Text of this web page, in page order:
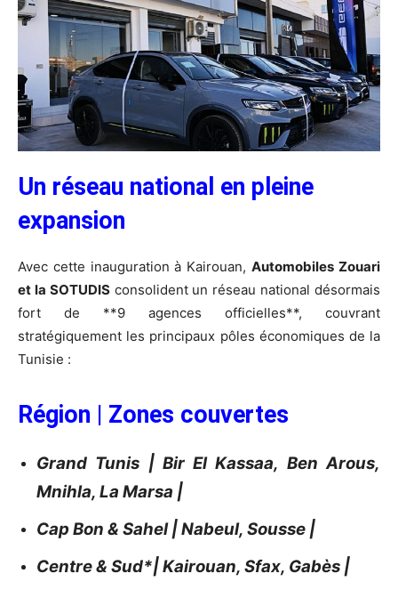
Un réseau national en pleine
expansion
Avec cette inauguration à Kairouan,Automobiles Zouari
et la SOTUDISconsolident un réseau national désormais
fort de **9 agences officielles**, couvrant
stratégiquement les principaux pôles économiques de la
Tunisie :
Région | Zones couvertes
Grand Tunis | Bir El Kassaa, Ben Arous,
Mnihla, La Marsa |
Cap Bon & Sahel | Nabeul, Sousse |
Centre & Sud*| Kairouan, Sfax, Gabès |